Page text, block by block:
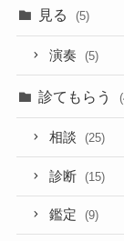
見る (5)
演奏 (5)
診てもらう
相談 (25)
診断 (15)
鑑定 (9)